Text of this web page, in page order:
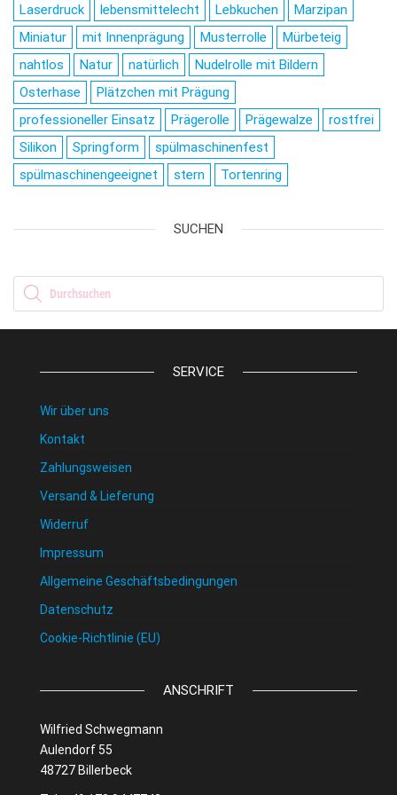
Laserdruck
lebensmittelecht Lebkuchen
Marzipan
Miniatur
mit Innenprägung Musterrolle
Mürbeteig
nahtlos
Natur natürlich
Nudelrolle mit Bildern
Osterhase
Plätzchen mit Prägung
professioneller Einsatz
Prägerolle Prägewalze
rostfrei
Silikon
Springform
spülmaschinenfest
spülmaschinengeeignet
stern Tortenring
SUCHEN
Products search
SERVICE
Wir über uns
Kontakt
Zahlungsweisen
Versand & Lieferung
Widerruf
Impressum
Allgemeine Geschäftsbedingungen
Datenschutz
Cookie-Richtlinie (EU)
ANSCHRIFT
Wilfried Schwegmann
Aulendorf 55
48727 Billerbeck